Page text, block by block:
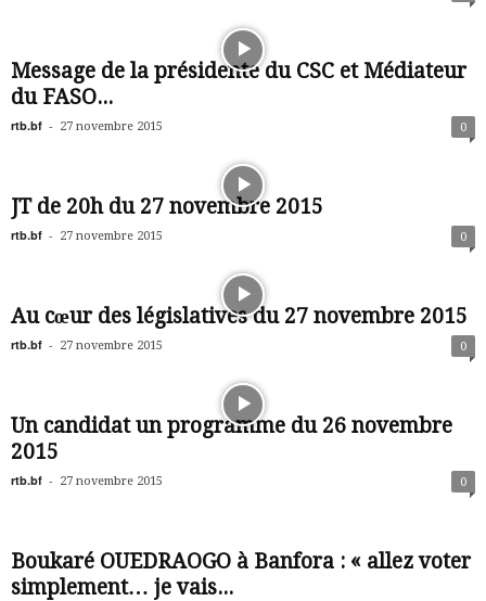
Message de la présidente du CSC et Médiateur
du FASO...
rtb.bf - 27 novembre 2015 0
JT de 20h du 27 novembre 2015
rtb.bf - 27 novembre 2015 0
Au cœur des législatives du 27 novembre 2015
rtb.bf - 27 novembre 2015 0
Un candidat un programme du 26 novembre
2015
rtb.bf - 27 novembre 2015 0
Boukaré OUEDRAOGO à Banfora : « allez voter
simplement… je vais...